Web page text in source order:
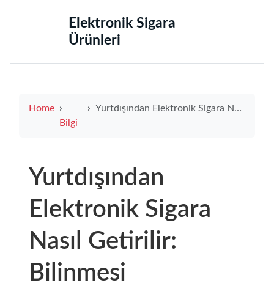
‌Elektronik Sigara
Ürünleri‌
Home
Bilgi
Yurtdışından Elektronik Sigara Nasıl Getirilir: Bilinmesi Gerekenler ve İpuçları
Yurtdışından
Elektronik Sigara
Nasıl Getirilir:
Bilinmesi